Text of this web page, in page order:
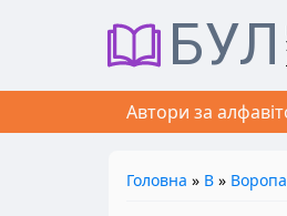
БУЛ
Автори за
Головна » В »